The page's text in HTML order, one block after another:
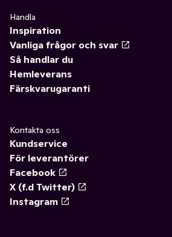
Handla
Inspiration
Vanliga frågor och svar
Så handlar du
Hemleverans
Färskvarugaranti
Kontakta oss
Kundservice
För leverantörer
Facebook
X (f.d Twitter)
Instagram